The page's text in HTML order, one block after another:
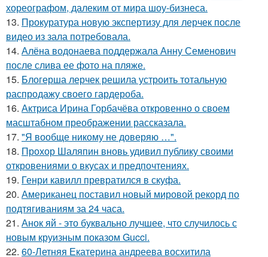
хореографом, далеким от мира шоу-бизнеса.
13. Прокуратура новую экспертизу для лерчек после
видео из зала потребовала.
14. Алёна водонаева поддержала Анну Семенович
после слива ее фото на пляже.
15. Блогерша лерчек решила устроить тотальную
распродажу своего гардероба.
16. Актриса Ирина Горбачёва откровенно о своем
масштабном преображении рассказала.
17. "Я вообще никому не доверяю …".
18. Прохор Шаляпин вновь удивил публику своими
откровениями о вкусах и предпочтениях.
19. Генри кавилл превратился в скуфа.
20. Американец поставил новый мировой рекорд по
подтягиваниям за 24 часа.
21. Анок яй - это буквально лучшее, что случилось с
новым круизным показом Gucci.
22. 60-Летняя Екатерина андреева восхитила